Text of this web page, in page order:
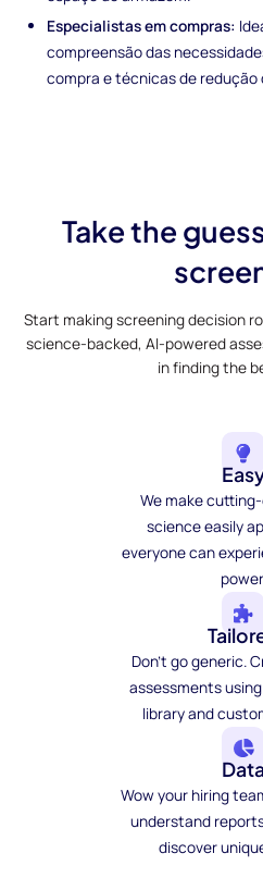
Especialistas em compras:
compreensão das
compra e técnicas de redução
Take the
Start making screening decision
science-backed, AI-powered
in finding the
We make
science easily
everyone can
Don't go generic.
assessments
library and
Data
Wow your hiring
understand
discover